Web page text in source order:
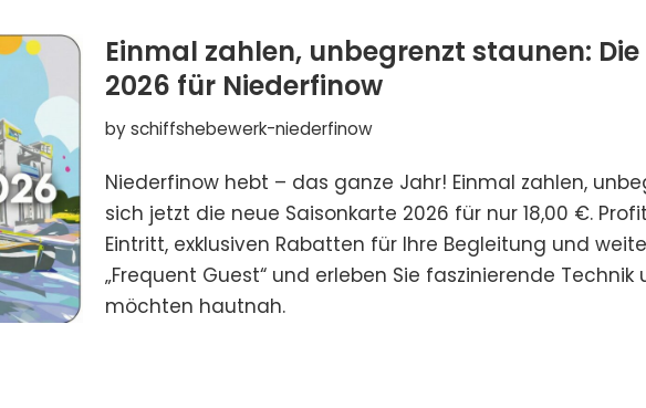
Einmal zahlen, unbegrenzt staunen:
2026 für Niederfinow
byschiffshebewerk-niederfinow
Niederfinow hebt – das ganze Jahr! Einmal zahlen,
sich jetzt die neue Saisonkarte 2026 für nur 18,00 €.
Eintritt, exklusiven Rabatten für Ihre Begleitung und
„Frequent Guest“ und erleben Sie faszinierende
möchten hautnah.